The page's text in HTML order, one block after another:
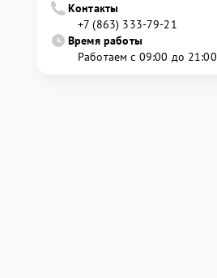
Контакты
+7 (863) 333-79-21
Время работы
Работаем с 09:00 до 21:00